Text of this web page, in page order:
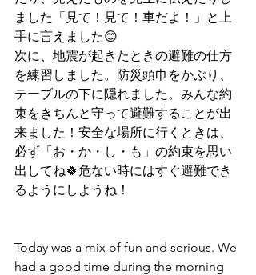
ました「見て！見て！車だよ！」と上
手に言えました😊
次に、地震が起きたときの避難の仕方
を練習しました。防災頭巾をかぶり、
テーブルの下に隠れました。みんな約
束をきちんと守って避難することが出
来ました！安全な場所に行くときは、
必ず「お・か・し・も」の約束を思い
出してね🍀危ない時にはすぐ避難でき
るようにしようね！
Today was a mix of fun and serious. We
had a good time during the morning